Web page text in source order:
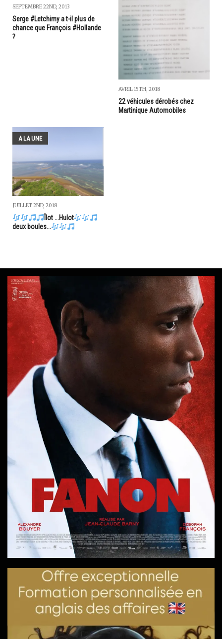
SEPTEMBRE 22ND, 2013
Serge #Letchimy a t-il plus de
chance que François #Hollande
?
AVRIL 15TH, 2018
22 véhicules dérobés chez
Martinique Automobiles
A LA UNE
JUILLET 2ND, 2018
Îlot ...Hulot
deux boules...